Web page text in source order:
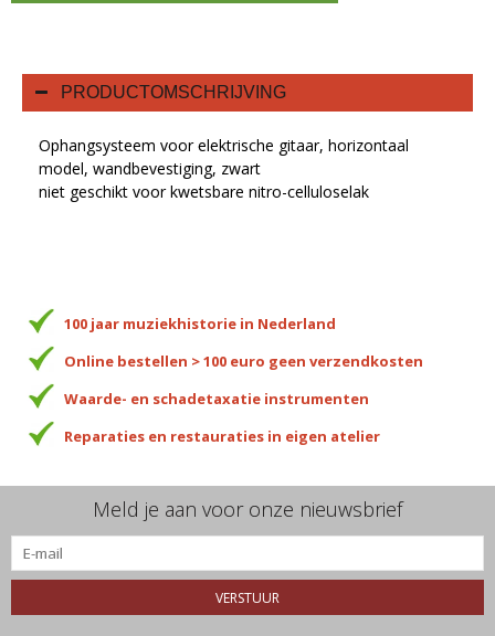
PRODUCTOMSCHRIJVING
Ophangsysteem voor elektrische gitaar, horizontaal
model, wandbevestiging, zwart
niet geschikt voor kwetsbare nitro-celluloselak
100 jaar muziekhistorie in Nederland
Online bestellen > 100 euro geen verzendkosten
Waarde- en schadetaxatie instrumenten
Reparaties en restauraties in eigen atelier
Meld je aan voor onze nieuwsbrief
VERSTUUR